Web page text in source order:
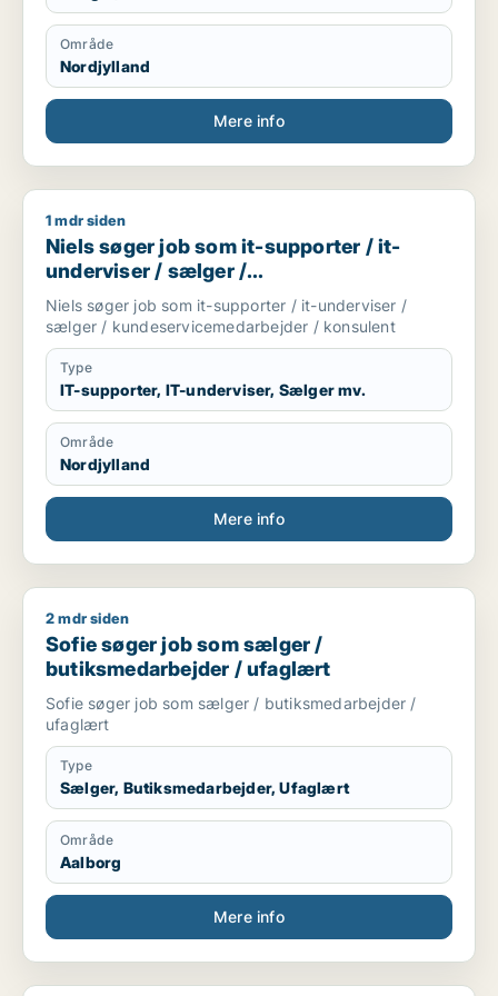
Område
Nordjylland
Mere info
Niels søger job som it-supporter / it-underviser / sælger /
1 mdr siden
Niels søger job som it-supporter / it-
underviser / sælger /
kundeservicemedarbejder / konsulent
Niels søger job som it-supporter / it-underviser /
sælger / kundeservicemedarbejder / konsulent
Type
IT-supporter, IT-underviser, Sælger mv.
Område
Nordjylland
Mere info
Sofie søger job som sælger / butiksmedarbejder / ufaglært
2 mdr siden
Sofie søger job som sælger /
butiksmedarbejder / ufaglært
Sofie søger job som sælger / butiksmedarbejder /
ufaglært
Type
Sælger, Butiksmedarbejder, Ufaglært
Område
Aalborg
Mere info